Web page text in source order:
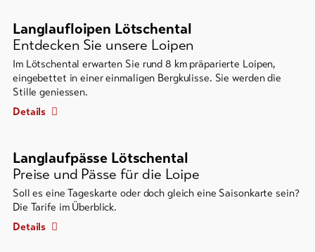
Langlaufloipen Lötschental
Entdecken Sie unsere Loipen
Im Lötschental erwarten Sie rund 8 km präparierte Loipen,
eingebettet in einer einmaligen Bergkulisse. Sie werden die
Stille geniessen.
Details
Langlaufpässe Lötschental
Preise und Pässe für die Loipe
Soll es eine Tageskarte oder doch gleich eine Saisonkarte sein?
Die Tarife im Überblick.
Details